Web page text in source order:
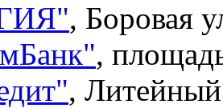
", Боровая
",
", Литейный